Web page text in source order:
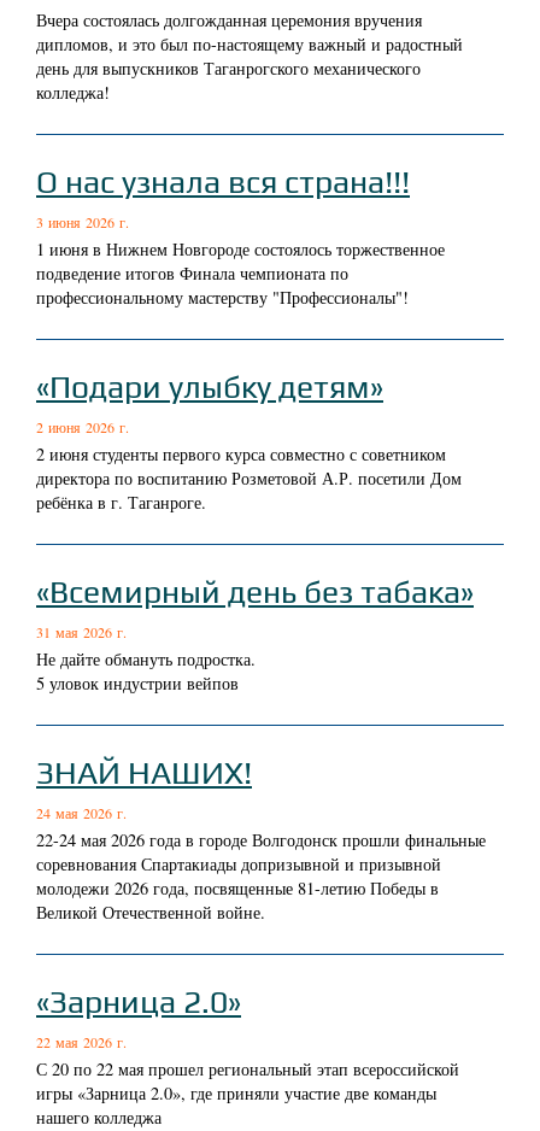
Вчера состоялась долгожданная церемония вручения
дипломов, и это был по-настоящему важный и радостный
день для выпускников Таганрогского механического
колледжа!
О нас узнала вся страна!!!
3 июня 2026 г.
1 июня в Нижнем Новгороде состоялось торжественное
подведение итогов Финала чемпионата по
профессиональному мастерству "Профессионалы"!
«Подари улыбку детям»
2 июня 2026 г.
2 июня студенты первого курса совместно с советником
директора по воспитанию Розметовой А.Р. посетили Дом
ребёнка в г. Таганроге.
«Всемирный день без табака»
31 мая 2026 г.
Не дайте обмануть подростка.
5 уловок индустрии вейпов
ЗНАЙ НАШИХ!
24 мая 2026 г.
22-24 мая 2026 года в городе Волгодонск прошли финальные
соревнования Спартакиады допризывной и призывной
молодежи 2026 года, посвященные 81-летию Победы в
Великой Отечественной войне.
«Зарница 2.0»
22 мая 2026 г.
С 20 по 22 мая прошел региональный этап всероссийской
игры «Зарница 2.0», где приняли участие две команды
нашего колледжа